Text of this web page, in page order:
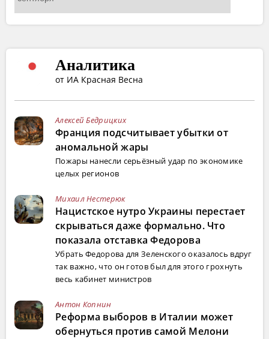
Аналитика
от ИА Красная Весна
Алексей Бедрицких
Франция подсчитывает убытки от
аномальной жары
Пожары нанесли серьёзный удар по экономике
целых регионов
Михаил Нестерюк
Нацистское нутро Украины перестает
скрываться даже формально. Что
показала отставка Федорова
Убрать Федорова для Зеленского оказалось вдруг
так важно, что он готов был для этого грохнуть
весь кабинет министров
Антон Копнин
Реформа выборов в Италии может
обернуться против самой Мелони